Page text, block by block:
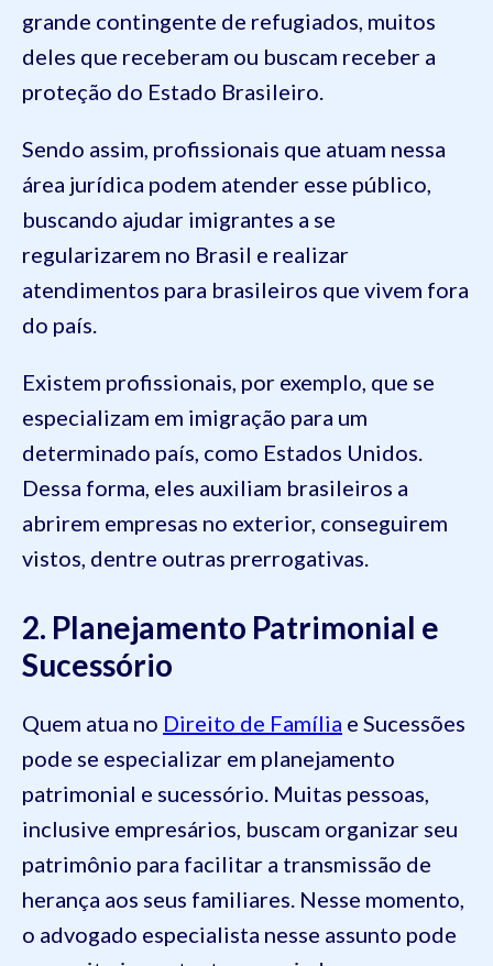
grande contingente de refugiados, muitos
deles que receberam ou buscam receber a
proteção do Estado Brasileiro.
Sendo assim, profissionais que atuam nessa
área jurídica podem atender esse público,
buscando ajudar imigrantes a se
regularizarem no Brasil e realizar
atendimentos para brasileiros que vivem fora
do país.
Existem profissionais, por exemplo, que se
especializam em imigração para um
determinado país, como Estados Unidos.
Dessa forma, eles auxiliam brasileiros a
abrirem empresas no exterior, conseguirem
vistos, dentre outras prerrogativas.
2. Planejamento Patrimonial e
Sucessório
Quem atua no Direito de Família e Sucessões
pode se especializar em planejamento
patrimonial e sucessório. Muitas pessoas,
inclusive empresários, buscam organizar seu
patrimônio para facilitar a transmissão de
herança aos seus familiares. Nesse momento,
o advogado especialista nesse assunto pode